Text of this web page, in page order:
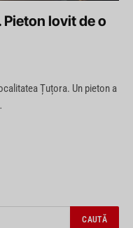
lovit de o
Țuțora. Un pieton a